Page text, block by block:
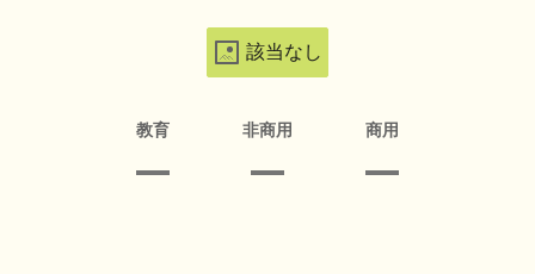
該当なし
教育 非商用 商用